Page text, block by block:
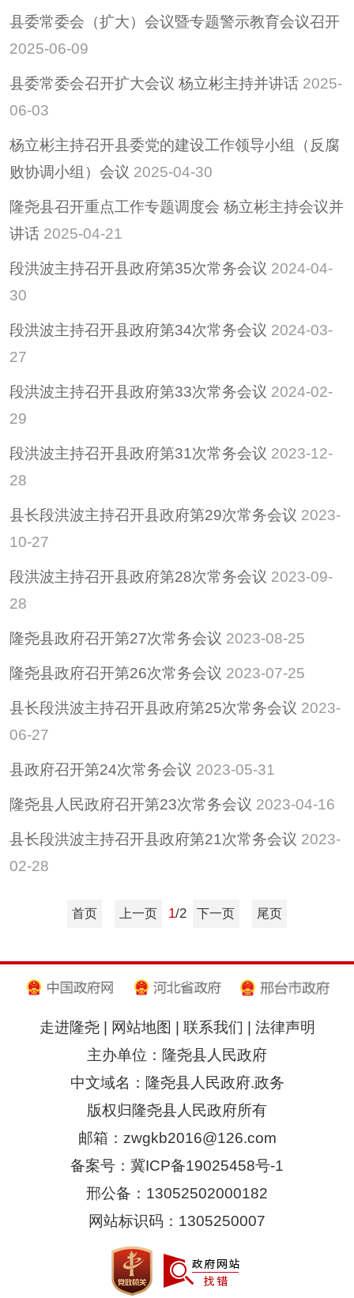
政策专栏
社会救助
县委常委会（扩大）会议暨专题警示教育会议召开
2025-06-09
县委常委会召开扩大会议 杨立彬主持并讲话 2025-
06-03
杨立彬主持召开县委党的建设工作领导小组（反腐
败协调小组）会议 2025-04-30
隆尧县召开重点工作专题调度会 杨立彬主持会议并
讲话 2025-04-21
段洪波主持召开县政府第35次常务会议 2024-04-
30
段洪波主持召开县政府第34次常务会议 2024-03-
27
段洪波主持召开县政府第33次常务会议 2024-02-
29
段洪波主持召开县政府第31次常务会议 2023-12-
28
县长段洪波主持召开县政府第29次常务会议 2023-
10-27
段洪波主持召开县政府第28次常务会议 2023-09-
28
隆尧县政府召开第27次常务会议 2023-08-25
隆尧县政府召开第26次常务会议 2023-07-25
县长段洪波主持召开县政府第25次常务会议 2023-
06-27
县政府召开第24次常务会议 2023-05-31
隆尧县人民政府召开第23次常务会议 2023-04-16
县长段洪波主持召开县政府第21次常务会议 2023-
02-28
首页 上一页 1/2 下一页 尾页
走进隆尧| 网站地图 联系我们
法律声明
主办单位：隆尧县人民政府
中文域名：隆尧县人民政府.政务
版权归隆尧县人民政府所有
邮箱：zwgkb2016@126.com
备案号：冀ICP备19025458号-1
邢公备：13052502000182
网站标识码：1305250007